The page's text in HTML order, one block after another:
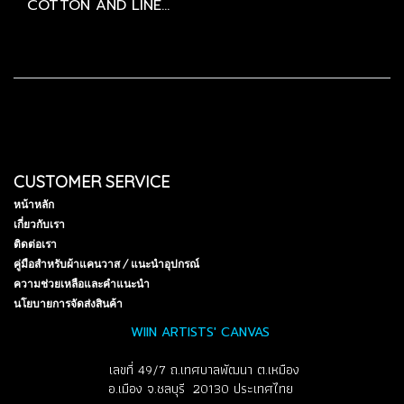
COTTON AND LINEN STRETCHED CANVAS
CUSTOMER SERVICE
หน้าหลัก
เกี่ยวกับเรา
ติดต่อเรา
คู่มือสำหรับผ้าแคนวาส / แนะนำอุปกรณ์
ความช่วยเหลือและคำแนะนำ
นโยบายการจัดส่งสินค้า
WIIN ARTISTS' CANVAS
เลขที่ 49/7 ถ.เทศบาลพัฒนา ต.เหมือง
อ.เมือง จ.ชลบุรี 20130 ประเทศไทย